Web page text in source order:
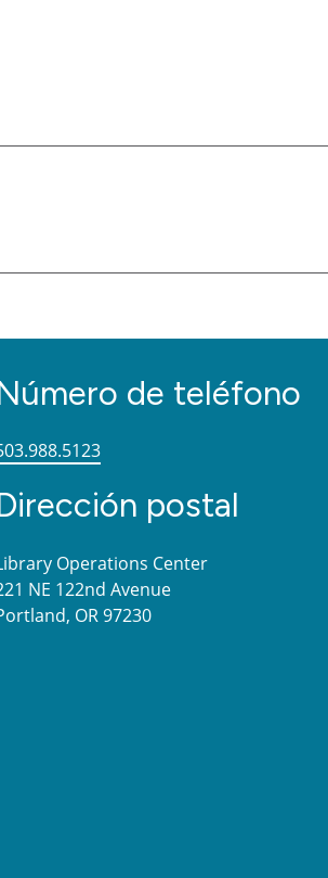
de teléfono
postal
Operations Center
NE 122nd Avenue
OR 97230